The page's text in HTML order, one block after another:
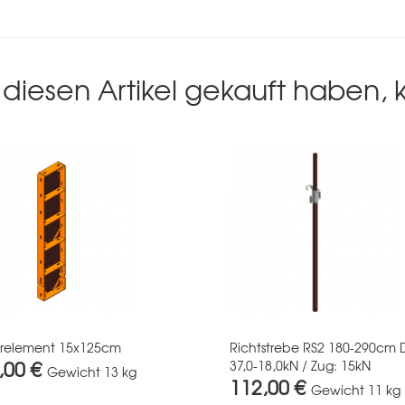
Artikel gekauft haben,
15x125cm
€ Gewicht 13 kg
Richtstrebe RS2 180-290cm
37,0-18,0kN / Zug: 15kN
112,00 € Gewicht 11 kg